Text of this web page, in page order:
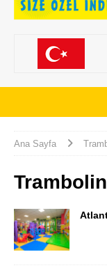
Ana Sayfa
Trambolin